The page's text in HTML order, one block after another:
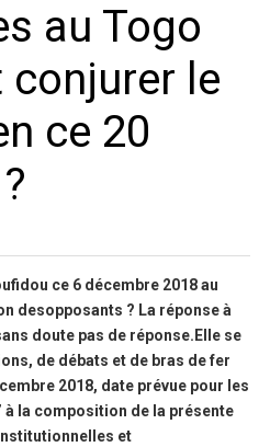
au Togo
conjurer le
ce 20
ce 6 décembre 2018 au
desopposants ? La réponse à
doute pas de réponse.Elle se
de débats et de bras de fer
2018, date prévue pour les
à la composition de la présente
et